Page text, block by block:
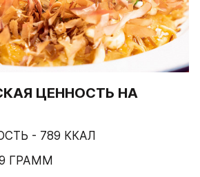
ЦЕННОСТЬ НА
- 789 ККАЛ
ГРАММ